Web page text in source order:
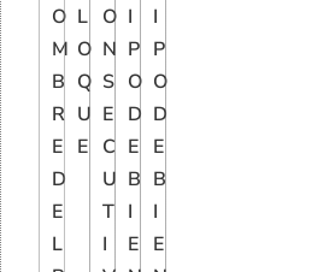
O
M
B
R
E
D
E
L
L
O
Q
U
E
O
N
S
E
C
U
T
I
I
P
O
D
E
B
I
E
I
P
O
D
E
B
I
E